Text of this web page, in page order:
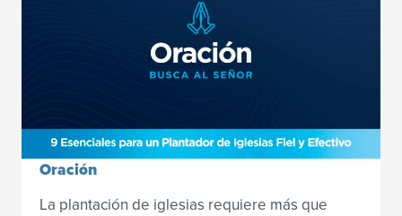
Oración
La plantación de iglesias requiere más que